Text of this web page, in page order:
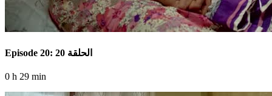
Episode 20: الحلقة 20
0 h 29 min